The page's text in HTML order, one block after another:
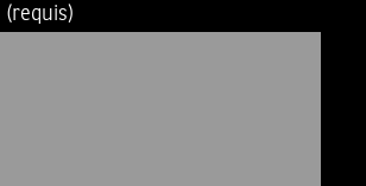
(requis)